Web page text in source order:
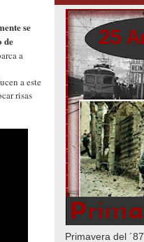
se
de
a
a este
risas
Primavera del ´87